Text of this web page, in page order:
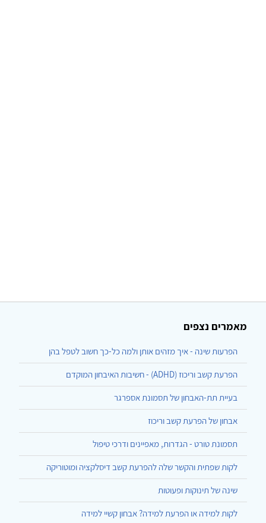
מאמרים נצפים
הפרעות שינה - איך מזהים אותן ולמה כל-כך חשוב לטפל בהן
הפרעת קשב וריכוז (ADHD) - חשיבות האיבחון המוקדם
בעיית תת-האבחון של תסמונת אספרגר
אבחון של הפרעת קשב וריכוז
תסמונת טורט - הגדרות, מאפיינים ודרכי טיפול
לקות שפתית והקשר שלה להפרעת קשב דיסלקציה ומוטוריקה
שינה של תינוקות ופעוטות
לקות למידה או הפרעת למידה? אבחון קשיי למידה